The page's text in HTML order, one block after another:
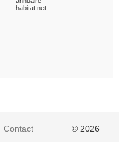
habitat.net
Contact © 2026